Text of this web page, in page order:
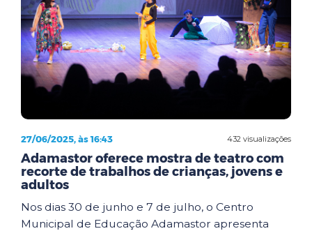
432 visualizações
27/06/2025, às 16:43
Adamastor oferece mostra de teatro com
recorte de trabalhos de crianças, jovens e
adultos
Nos dias 30 de junho e 7 de julho, o Centro
Municipal de Educação Adamastor apresenta